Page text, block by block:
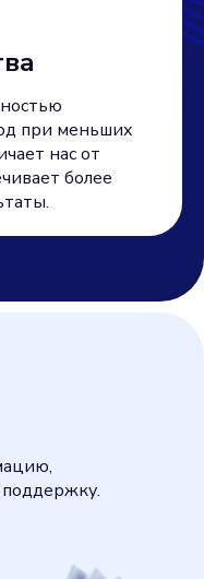
при меньших
нас от
более